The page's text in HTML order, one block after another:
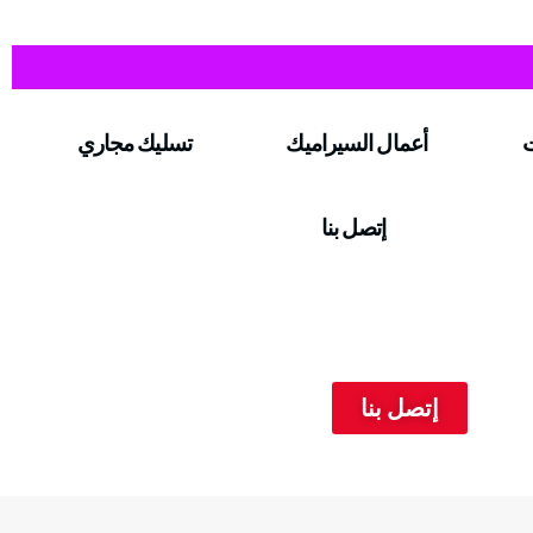
أعمال السيراميك تسليك مجاري
إتصل بنا
إتصل بنا